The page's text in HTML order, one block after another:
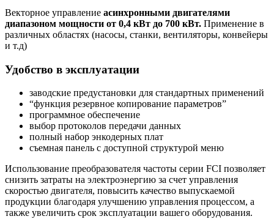
Векторное управление асинхронными двигателями
диапазоном мощности от 0,4 кВт до 700 кВт. Применение в
различных областях (насосы, станки, вентиляторы, конвейеры
и т.д)
Удобство в эксплуатации
заводские предустановки для стандартных применений
“функция резервное копирование параметров”
программное обеспечение
выбор протоколов передачи данных
полный набор энкодерных плат
съемная панель с доступной структурой меню
Использование преобразователя частоты серии FCI позволяет
снизить затраты на электроэнергию за счет управления
скоростью двигателя, повысить качество выпускаемой
продукции благодаря улучшению управления процессом, а
также увеличить срок эксплуатации вашего оборудования.